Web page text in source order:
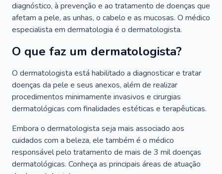
diagnóstico, à prevenção e ao tratamento de doenças que
afetam a pele, as unhas, o cabelo e as mucosas. O médico
especialista em dermatologia é o dermatologista.
O que faz um dermatologista?
O dermatologista está habilitado a diagnosticar e tratar
doenças da pele e seus anexos, além de realizar
procedimentos minimamente invasivos e cirurgias
dermatológicas com finalidades estéticas e terapêuticas.
Embora o dermatologista seja mais associado aos
cuidados com a beleza, ele também é o médico
responsável pelo tratamento de mais de 3 mil doenças
dermatológicas. Conheça as principais áreas de atuação